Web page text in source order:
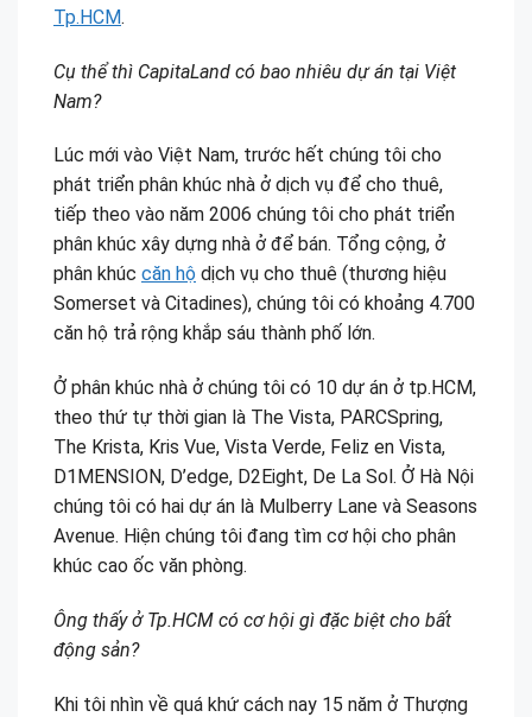
Tp.HCM.
Cụ thể thì CapitaLand có bao nhiêu dự án tại Việt
Nam?
Lúc mới vào Việt Nam, trước hết chúng tôi cho
phát triển phân khúc nhà ở dịch vụ để cho thuê,
tiếp theo vào năm 2006 chúng tôi cho phát triển
phân khúc xây dựng nhà ở để bán. Tổng cộng, ở
phân khúc căn hộ dịch vụ cho thuê (thương hiệu
Somerset và Citadines), chúng tôi có khoảng 4.700
căn hộ trả rộng khắp sáu thành phố lớn.
Ở phân khúc nhà ở chúng tôi có 10 dự án ở tp.HCM,
theo thứ tự thời gian là The Vista, PARCSpring,
The Krista, Kris Vue, Vista Verde, Feliz en Vista,
D1MENSION, D’edge, D2Eight, De La Sol. Ở Hà Nội
chúng tôi có hai dự án là Mulberry Lane và Seasons
Avenue. Hiện chúng tôi đang tìm cơ hội cho phân
khúc cao ốc văn phòng.
Ông thấy ở Tp.HCM có cơ hội gì đặc biệt cho bất
động sản?
Khi tôi nhìn về quá khứ cách nay 15 năm ở Thượng